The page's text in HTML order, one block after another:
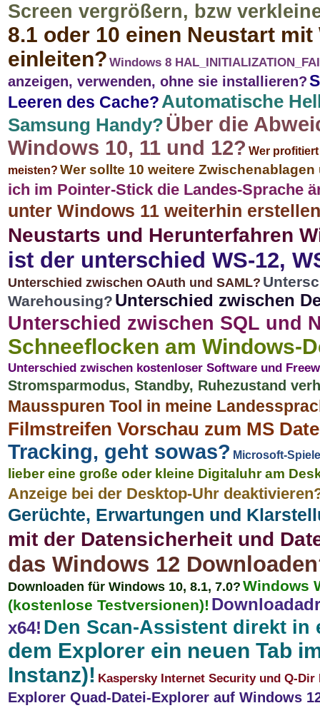
Screen vergrößern, bzw
8.1 oder 10 einen Neustart
einleiten? Windows 8
anzeigen, verwenden, ohne sie installieren?
Leeren des Cache?Automatische
Samsung Handy?Über die
Windows 10, 11 und 12? Wer
meisten? Wer sollte 10 weitere
ich im Pointer-Stick die Landes-Sprache
unter Windows 11 weiterhin
Neustarts und Herunterfahren
ist der unterschied WS-12,
Unterschied zwischen OAuth und SAML?
Warehousing? Unterschied zwischen
Unterschied zwischen SQL und
Schneeflocken am Windows-
Unterschied zwischen kostenloser Software und
Stromsparmodus, Standby, Ruhezustand
Mausspuren Tool in meine
Filmstreifen Vorschau zum MS
Tracking, geht sowas? Microsoft-
lieber eine große oder kleine Digitaluhr am
Anzeige bei der Desktop-Uhr
Gerüchte, Erwartungen und
mit der Datensicherheit und
das Windows 12
Downloaden für Windows 10, 8.1, 7.0? Windows
(kostenlose Testversionen)!
x64! Den Scan-Assistent direkt in
dem Explorer ein neuen Tab
Instanz)! Kaspersky Internet Security und Q-
Explorer Quad-Datei-Explorer auf Windows